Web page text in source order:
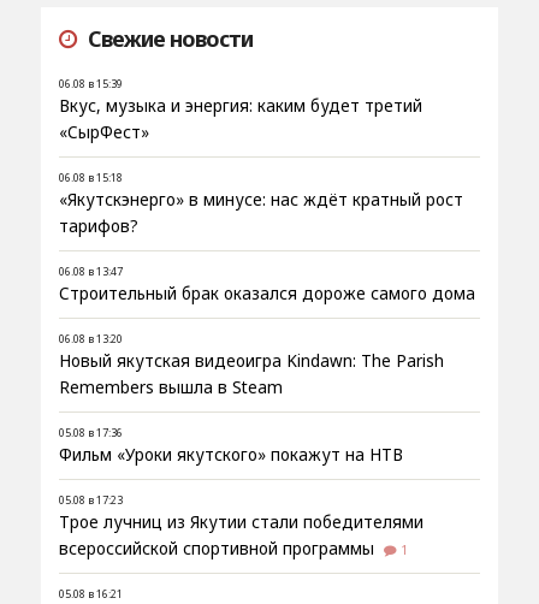
Свежие новости
06.08 в 15:39
Вкус, музыка и энергия: каким будет третий
«СырФест»
06.08 в 15:18
«Якутскэнерго» в минусе: нас ждёт кратный рост
тарифов?
06.08 в 13:47
Строительный брак оказался дороже самого дома
06.08 в 13:20
Новый якутская видеоигра Kindawn: The Parish
Remembers вышла в Steam
05.08 в 17:36
Фильм «Уроки якутского» покажут на НТВ
05.08 в 17:23
Трое лучниц из Якутии стали победителями
всероссийской спортивной программы
1
05.08 в 16:21